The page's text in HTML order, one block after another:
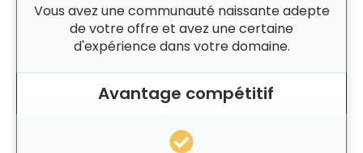
Vous avez une communauté naissante adepte
de votre offre et avez une certaine
d'expérience dans votre domaine.
Avantage compétitif